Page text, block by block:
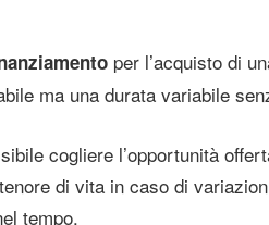
per l’acquisto di
ma una durata variabile
cogliere l’opportunità
di vita in caso di
tempo.